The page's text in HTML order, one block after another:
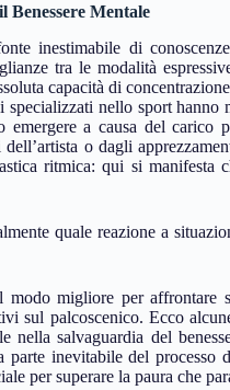
Benessere Mentale
inestimabile di
tra le modalità
capacità di
nello sport hanno
emergere a causa del carico
o dagli
ritmica: qui si manifesta
quale reazione a
migliore per affrontare
sul palcoscenico. Ecco
salvaguardia del
inevitabile del processo
per superare la paura che